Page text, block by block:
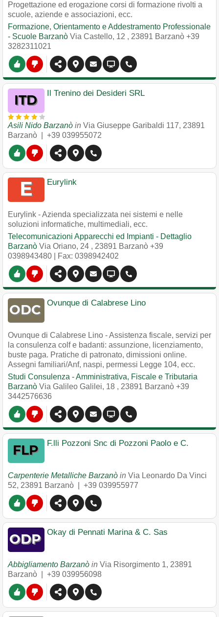
Progettazione ed erogazione corsi di formazione rivolti a
scuole, aziende e associazioni, ecc.
Formazione, Orientamento e Addestramento Professionale
- Scuole Barzanò Via Castello, 12 , 23891 Barzanò +39
3282311021
Il Trenino dei Desideri SRL
Asili Nido Barzanò in Via Giuseppe Garibaldi 117, 23891
Barzanò
+39 039955072
Eurylink
Eurylink - Azienda specializzata nei sistemi e nelle
soluzioni informatiche, multimediali, ecc.
Telecomunicazioni Apparecchi ed Impianti - Dettaglio
Barzanò Via Oriano, 24 , 23891 Barzanò +39
0398943480 | Fax: 0398942402
Ovunque di Calabrese Lino
Ovunque di Calabrese Lino - Assistenza fiscale, servizi per
la consulenza colf e badanti: assunzione, licenziamento,
buste paga. Pratiche di patronato, dimissioni online.
Assegni familiari/Anf, naspi, permessi Legge 104, ecc.
Studi Consulenza - Amministrativa, Fiscale e Tributaria
Barzanò Via Galileo Galilei, 18 , 23891 Barzanò +39
3442576636
F.lli Pozzoni Snc di Pozzoni Paolo e C.
Carpenterie Metalliche Barzanò in Via Leonardo Da Vinci
52, 23891 Barzanò +39 039955977
Okay di Pennati Marina & C. Sas
Abbigliamento Barzanò in Via Risorgimento 1, 23891
Barzanò
+39 039956098